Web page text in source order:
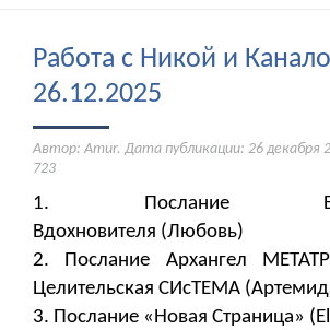
Работа с Никой и
26.12.2025
Автор: Amur. Дата публикации: 26 декабря
723
1. Послание
Вдохновителя (Любовь)
2. Послание Архангел
Целительская СИсТЕМА
3. Послание «Новая Страница»